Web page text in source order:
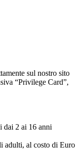
sul nostro sito
“Privilege Card”,
dai 2 ai 16 anni
adulti, al costo di Euro